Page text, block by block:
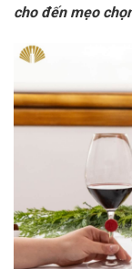
cho đến mẹo